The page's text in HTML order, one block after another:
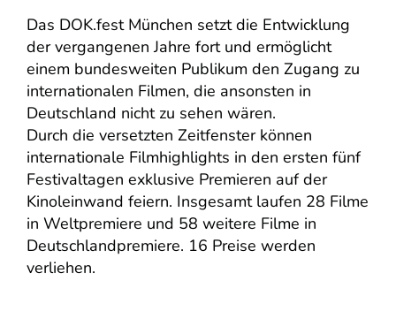
Das DOK.fest München setzt die Entwicklung
der vergangenen Jahre fort und ermöglicht
einem bundesweiten Publikum den Zugang zu
internationalen Filmen, die ansonsten in
Deutschland nicht zu sehen wären.
Durch die versetzten Zeitfenster können
internationale Filmhighlights in den ersten fünf
Festivaltagen exklusive Premieren auf der
Kinoleinwand feiern. Insgesamt laufen 28 Filme
in Weltpremiere und 58 weitere Filme in
Deutschlandpremiere. 16 Preise werden
verliehen.